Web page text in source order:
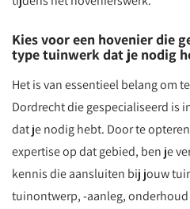
Kies voor een hovenier die
type tuinwerk dat je nodig
Het is van essentieel belang om
Dordrecht die gespecialiseerd is
dat je nodig hebt. Door te
expertise op dat gebied, ben je
kennis die aansluiten bij jouw
tuinontwerp, -aanleg,